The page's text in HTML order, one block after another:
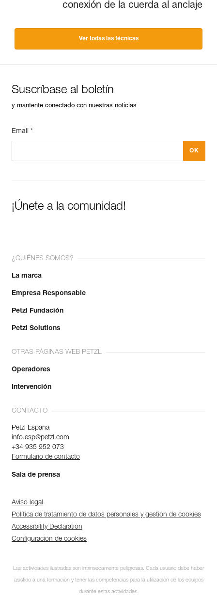
conexión de la cuerda al anclaje
Ver todas las técnicas
Suscríbase al boletín
y mantente conectado con nuestras noticias
Email *
¡Únete a la comunidad!
¿QUIÉNES SOMOS?
La marca
Empresa Responsable
Petzl Fundación
Petzl Solutions
OTRAS PÁGINAS WEB PETZL
Operadores
Intervención
CONTACTO
Petzl Espana
info.esp@petzl.com
+34 935 952 073
Formulario de contacto
Sala de prensa
Aviso legal
Política de tratamiento de datos personales y gestión de cookies
Accessibility Declaration
Configuración de cookies
Las actividades ilustradas son intrínsecamente peligrosas. Cada usuario debe haber
asistido a una formación y tener las competencias para la utilización de los equipos
durante estas actividades.